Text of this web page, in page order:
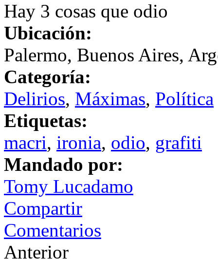
Hay 3 cosas que odio
Ubicación:
Palermo, Buenos Aires,
Categoría:
Delirios, Máximas, Política
Etiquetas:
macri, ironia, odio, grafiti
Mandado por:
Tomy Lucadamo
Compartir
Comentarios
Anterior